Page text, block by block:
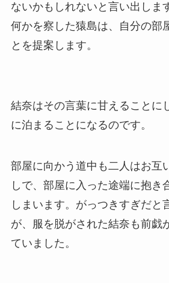
ないかもしれないと言い出しま
何かを察した猿島は、自分の部
とを提案します。
結奈はその言葉に甘えることに
に泊まることになるのです。
部屋に向かう道中も二人はお互
しで、部屋に入った途端に抱き
しまいます。がっつきすぎだと
が、服を脱がされた結奈も前戯
ていました。